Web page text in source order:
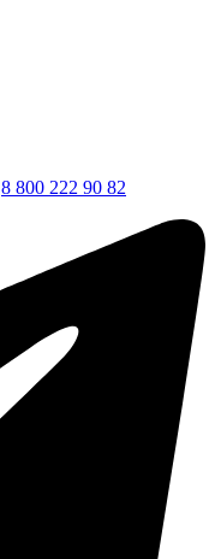
8 800 222 90 82